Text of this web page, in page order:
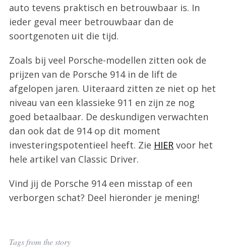
auto tevens praktisch en betrouwbaar is. In
ieder geval meer betrouwbaar dan de
soortgenoten uit die tijd.
Zoals bij veel Porsche-modellen zitten ook de
prijzen van de Porsche 914 in de lift de
afgelopen jaren. Uiteraard zitten ze niet op het
niveau van een klassieke 911 en zijn ze nog
goed betaalbaar. De deskundigen verwachten
dan ook dat de 914 op dit moment
investeringspotentieel heeft. Zie HIERvoor het
hele artikel van Classic Driver.
Vind jij de Porsche 914 een misstap of een
verborgen schat? Deel hieronder je mening!
Tags from the story